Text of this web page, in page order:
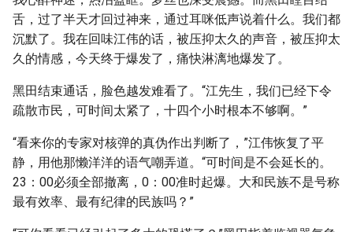
舌，过了半天才回过神来，通过耳咪低声说着什么。我们都
沉默了。我在回味江伟的话，被压抑太久的声音，被压抑太
久的情感，今天终于爆发了，痛快淋漓地爆发了。
黑田结束通话，脸色越发难看了。“江先生，我们已经下令
疏散市民，可时间太紧了，十四个小时根本不够啊。”
“看来你的专家对核弹的真伪作出判断了，”江伟恢复了平
静，用他那懒洋洋的语气嘲弄道。“可时间是不会延长的。
23：00必须全部撤离，0：00准时起爆。大和民族不是号称
最有效率、最有纪律的民族吗？”